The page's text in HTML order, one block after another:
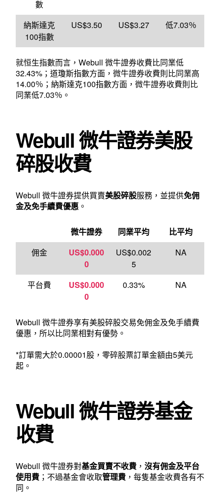
數
納斯達克
100指數
US$3.50 US$3.27 低7.03％
就恒生指數而言，Webull 微牛證券收費比同業低
32.43%；道瓊斯指數方面，微牛證券收費則比同業高
14.00％；納斯達克100指數方面，微牛證券收費則比
同業低7.03％。
Webull 微牛證券美股
碎股收費
Webull 微牛證券提供買賣美股碎股服務，並提供免佣
金及免手續費優惠 。
微牛證券 同業平均
比平均
佣金
US$0.000
0
US$0.002
5
NA
平台費
US$0.000
0
0.33% NA
Webull 微牛證券享有美股碎股交易免佣金及免手續費
優惠，所以比同業相對有優勢。
*訂單需大於0.00001股，零碎股票訂單金額由5美元
起。
Webull 微牛證券基金
收費
Webull 微牛證券對基金買賣不收費 ， 沒有佣金及平台
使用費 ；不過基金會收取管理費 ，每隻基金收費各有不
同。